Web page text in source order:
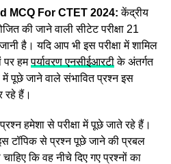
MCQ For CTET 2024: केंद्रीय
की जाने वाली सीटेट परीक्षा 21
है। यदि आप भी इस परीक्षा में शामिल
पर हमपर्यावरण एनसीईआरटीके अंतर्गत
में पूछे जाने वाले संभावित प्रश्न इस
हैं।
हमेशा से परीक्षा में पूछे जाते रहे हैं।
इस टॉपिक से प्रश्न पूछे जाने की प्रबल
कि वह नीचे दिए गए प्रश्नों का